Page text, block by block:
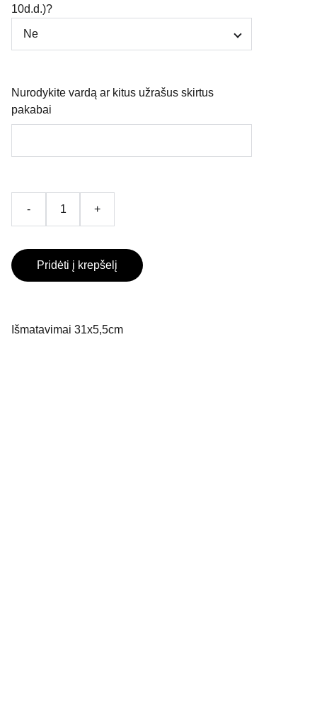
10d.d.)?
Nurodykite vardą ar kitus užrašus skirtus
pakabai
- +
Pridėti į krepšelį
Išmatavimai 31x5,5cm